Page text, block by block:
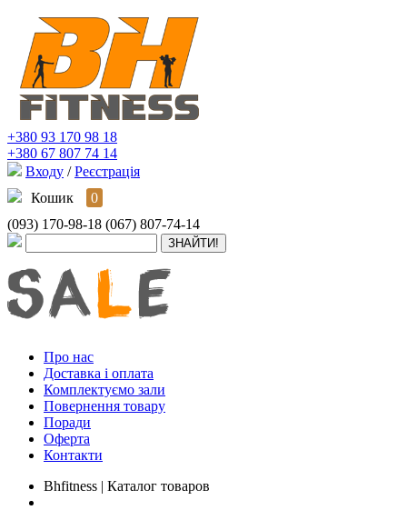
+380 93 170 98 18
+380 67 807 74 14
Входу / Реєстрація
Кошик
0
(093) 170-98-18 (067) 807-74-14
Про нас
Доставка і оплата
Комплектуємо зали
Повернення товару
Поради
Оферта
Контакти
Bhfitness | Каталог товаров